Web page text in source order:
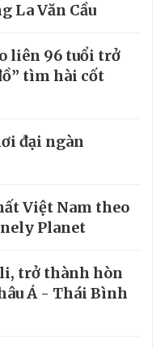
La Văn Cầu
liên 96 tuổi trở
tìm hài cốt
đại ngàn
Việt Nam theo
Planet
trở thành hòn
Á - Thái Bình